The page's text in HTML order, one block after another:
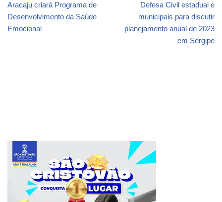
Aracaju criará Programa de
Desenvolvimento da Saúde
Emocional
Defesa Civil estadual e
municipais para discutir
planejamento anual de 2023
em Sergipe